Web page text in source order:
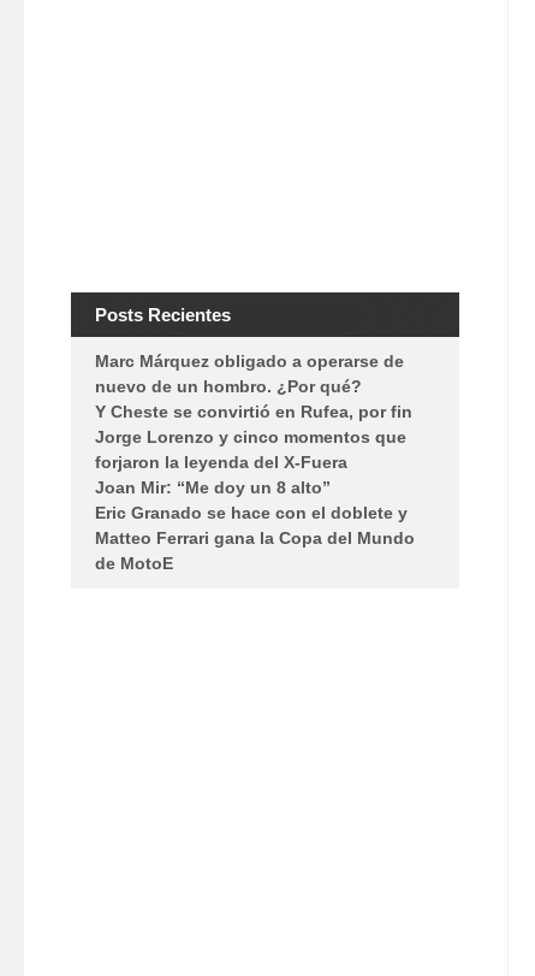
Posts Recientes
Marc Márquez obligado a operarse de
nuevo de un hombro. ¿Por qué?
Y Cheste se convirtió en Rufea, por fin
Jorge Lorenzo y cinco momentos que
forjaron la leyenda del X-Fuera
Joan Mir: “Me doy un 8 alto”
Eric Granado se hace con el doblete y
Matteo Ferrari gana la Copa del Mundo
de MotoE